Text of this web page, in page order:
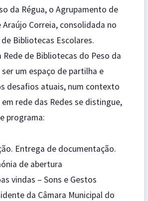
da Régua, o Agrupamento de
Araújo Correia, consolidada no
Bibliotecas Escolares.
Rede de Bibliotecas do Peso da
um espaço de partilha e
desafios atuais, num contexto
rede das Redes se distingue,
programa:
Entrega de documentação.
de abertura
vindas – Sons e Gestos
da Câmara Municipal do